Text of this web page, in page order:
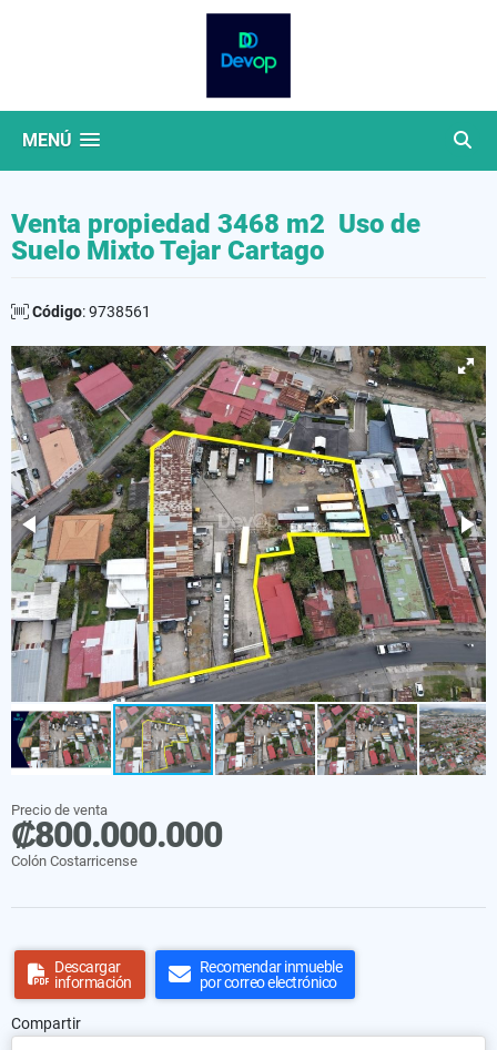
MENÚ
Venta propiedad 3468 m2 Uso de
Suelo Mixto Tejar Cartago
Código: 9738561
Precio de venta
₡800.000.000
Colón Costarricense
Descargar
información
Recomendar inmueble
por correo electrónico
Compartir